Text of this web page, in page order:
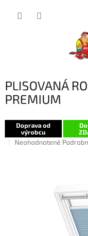
PLISOVANÁ
PREMIUM
Doprava od
výrobcu
Priemerné
Neohodnotené